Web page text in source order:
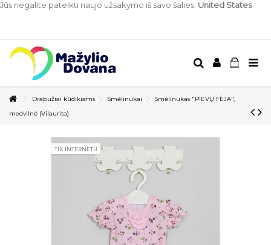
Jūs negalite pateikti naujo užsakymo iš savo šalies. United States
Drabužiai kūdikiams Smėlinukai
Smėlinukas "PIEVŲ FĖJA",
medvilnė (Vilaurita)
TIK INTERNETU